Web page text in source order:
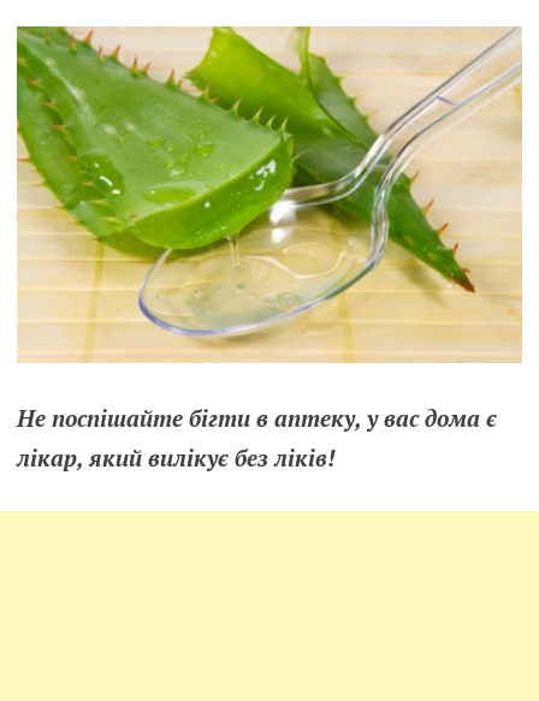
Не поспішайте бігти в аптеку, у вас дома є
лікар, який вилікує без ліків!